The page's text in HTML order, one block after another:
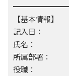
【基本情報】
記入日
氏名：
所属部署：
役職：